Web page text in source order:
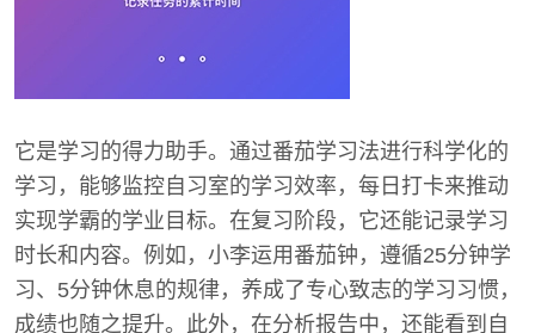
它是学习的得力助手。通过番茄学习法进行科学化的
学习，能够监控自习室的学习效率，每日打卡来推动
实现学霸的学业目标。在复习阶段，它还能记录学习
时长和内容。例如，小李运用番茄钟，遵循25分钟学
习、5分钟休息的规律，养成了专心致志的学习习惯，
成绩也随之提升。此外，在分析报告中，还能看到自